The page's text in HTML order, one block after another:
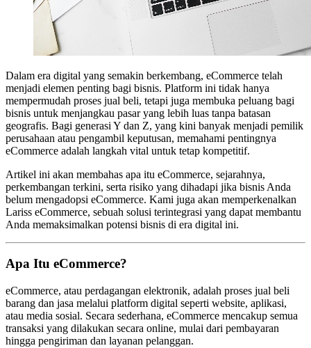
Dalam era digital yang semakin berkembang, eCommerce telah
menjadi elemen penting bagi bisnis. Platform ini tidak hanya
mempermudah proses jual beli, tetapi juga membuka peluang bagi
bisnis untuk menjangkau pasar yang lebih luas tanpa batasan
geografis. Bagi generasi Y dan Z, yang kini banyak menjadi pemilik
perusahaan atau pengambil keputusan, memahami pentingnya
eCommerce adalah langkah vital untuk tetap kompetitif.
Artikel ini akan membahas apa itu eCommerce, sejarahnya,
perkembangan terkini, serta risiko yang dihadapi jika bisnis Anda
belum mengadopsi eCommerce. Kami juga akan memperkenalkan
Lariss eCommerce, sebuah solusi terintegrasi yang dapat membantu
Anda memaksimalkan potensi bisnis di era digital ini.
Apa Itu eCommerce?
eCommerce, atau perdagangan elektronik, adalah proses jual beli
barang dan jasa melalui platform digital seperti website, aplikasi,
atau media sosial. Secara sederhana, eCommerce mencakup semua
transaksi yang dilakukan secara online, mulai dari pembayaran
hingga pengiriman dan layanan pelanggan.